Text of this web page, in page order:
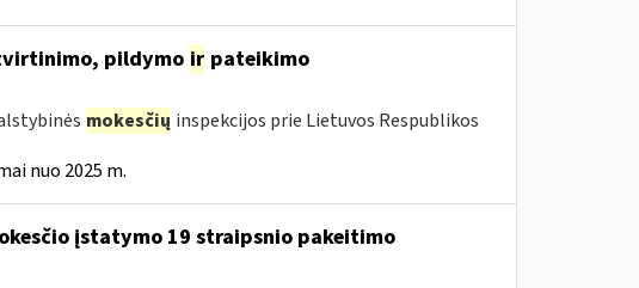
pildymo irpateikimo
mokesčių inspekcijos prie Lietuvos Respublikos
nuo 2025 m.
įstatymo 19 straipsnio pakeitimo